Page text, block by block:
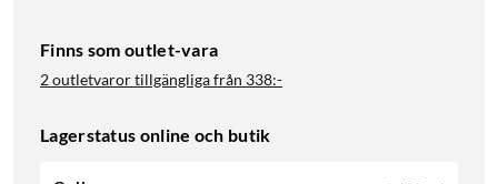
Finns som outlet-vara
2 outletvaror tillgängliga från 338:-
Lagerstatus online och butik